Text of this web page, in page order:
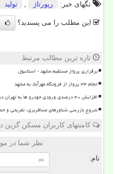
تگهای خبر:
رپورتاژ , تولید
این مطلب را می پسندید؟
تازه ترین مطالب مرتبط
برقراری پرواز مستقیم مشهد - استانبول
انجام ۳۴ پرواز از فرودگاه مهرآباد به مشهد
افزایش ۴۰ درصدی ورودی خودرو ها به تهران در دو روز گذشته
شروع بازرسی شناورهای مسافربری، تفریحی و حمل
کامنتهای کاربران مسکن گزین
نظر شما در
نام: